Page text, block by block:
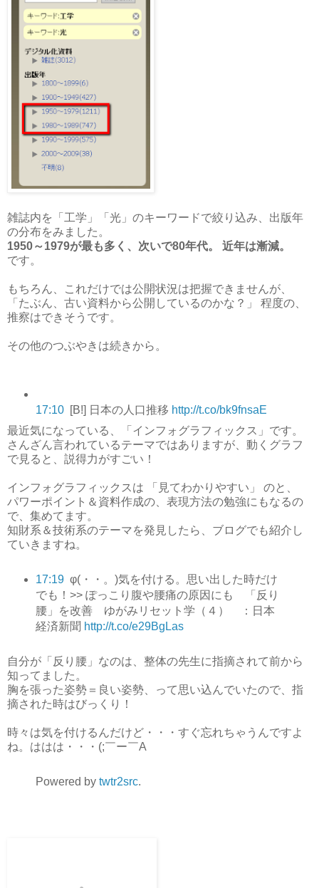
雑誌内を「工学」「光」のキーワードで絞り込み、出版年
の分布をみました。
1950～1979が最も多く、次いで80年代。 近年は漸減。
です。
もちろん、これだけでは公開状況は把握できませんが、
「たぶん、古い資料から公開しているのかな？」 程度の、
推察はできそうです。
その他のつぶやきは続きから。
17:10 [B!] 日本の人口推移 http://t.co/bk9fnsaE
最近気になっている、「インフォグラフィックス」です。
さんざん言われているテーマではありますが、動くグラフ
で見ると、説得力がすごい！
インフォグラフィックスは 「見てわかりやすい」 のと、
パワーポイント＆資料作成の、表現方法の勉強にもなるの
で、集めてます。
知財系＆技術系のテーマを発見したら、ブログでも紹介し
ていきますね。
17:19 φ(・・。)気を付ける。思い出した時だけ
でも！>> ぽっこり腹や腰痛の原因にも 「反り
腰」を改善 ゆがみリセット学（４） ：日本
経済新聞 http://t.co/e29BgLas
自分が「反り腰」なのは、整体の先生に指摘されて前から
知ってました。
胸を張った姿勢＝良い姿勢、って思い込んでいたので、指
摘された時はびっくり！
時々は気を付けるんだけど・・・すぐ忘れちゃうんですよ
ね。ははは・・・(;￣ー￣A
Powered by twtr2src.